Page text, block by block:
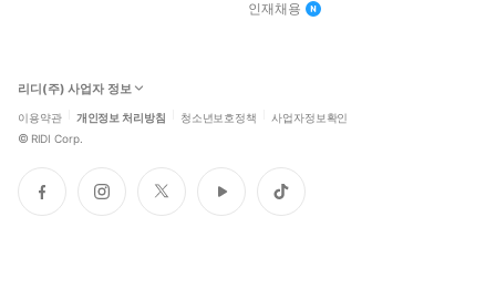
인재채용
리디(주) 사업자 정보
이용약관 개인정보 처리방침 청소년보호정책 사업자정보확인
© RIDI Corp.
페
이
인
스
트
위
유
튜
틱
톡